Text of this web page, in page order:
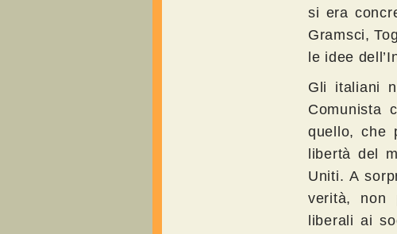
si era
Gramsci,
le idee
Gli italiani
Comunista
quello, che
libertà del
Uniti. A
verità, non
liberali ai